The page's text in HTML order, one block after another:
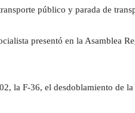
público y parada de
presentó en la Asamblea
la F-36, el desdoblamiento de